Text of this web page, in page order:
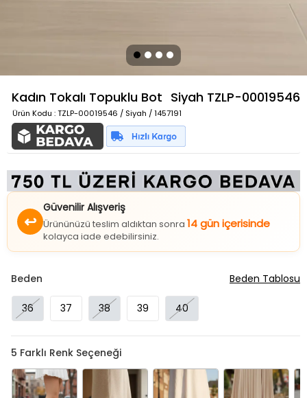
Kadın Tokalı Topuklu Bot Siyah TZLP-00019546
Ürün Kodu : TZLP-00019546 / Siyah / 1457191
↩
Güvenilir Alışveriş
Ürününüzü teslim aldıktan sonra 14 gün içerisinde
kolayca iade edebilirsiniz.
Beden
36 37 38 39 40
Beden Tablosu
5 Farklı Renk Seçeneği